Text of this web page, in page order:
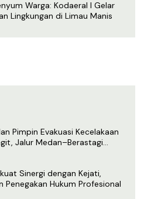
Warga: Kodaeral I Gelar
Lingkungan di Limau Manis
Pimpin Evakuasi Kecelakaan
Jalur Medan–Berastagi
Sinergi dengan Kejati,
Penegakan Hukum Profesional